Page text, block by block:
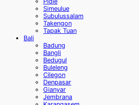
Simeulue
Subulussalam
Takengon
Tapak Tuan
Bali
Badung
Bangli
Bedugul
Buleleng
Cilegon
Denpasar
Gianyar
Jembrana